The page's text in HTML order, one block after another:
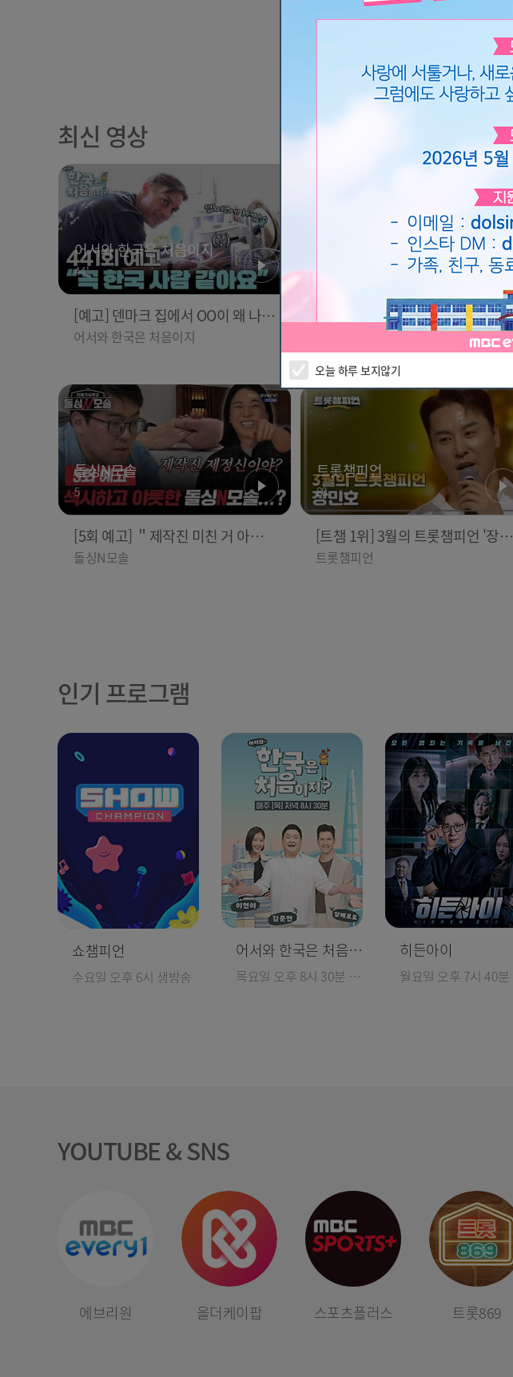
오늘 하루 보지않기
아서! 살아 돌아올 수 있을까...?
[예고] 늑대 탈출 소동부터 무인관
미스터리까지... 트랙터를 이용한
히든아이
최신 영상
어서와 한국은 처음이지
441
[예고] 덴마크 집에서 OO이 왜 나
와...? 이상할 정도로 한국을 사랑하
어서와 한국은 처음이지
위대한 가이드 3
10
[예고] 도파민 싹 도는 모로코 야시
위대한 가이드 3
돌싱N모솔
5
[5회 예고] ＂제작진 미친 거 아니
야?＂ MC 넉살이 극대노한 레전드
돌싱N모솔
트롯챔피언
80
[트챔 1위] 3월의 트롯챔피언 '장민
호 - 좋은 시절 (好時節)' 앵콜 Full v
트롯챔피언
인기 프로그램
쇼챔피언
수요일 오후 6시 생방송
어서와 한국은 처음이지?
목요일 오후 8시 30분 본방송
히든아이
월요일 오후 7시 40분
YOUTUBE & SNS
에브리원 올더케이팝 스포츠플러스 트롯869